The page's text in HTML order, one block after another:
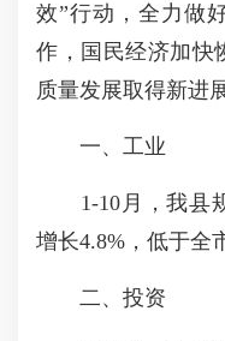
效”行动，全力做
作，国民经济加快
质量发展取得新进展
一、工业
1-10月，我县规
增长4.8%，低于全
二、投资